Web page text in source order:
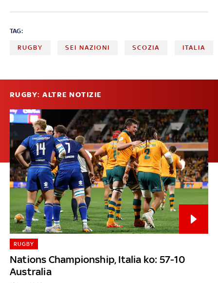
TAG:
RUGBY SEI NAZIONI SCOZIA ITALIA
RUGBY: ALTRE NOTIZIE
Nations Championship, Italia ko: 57-10
Australia
RUGBY